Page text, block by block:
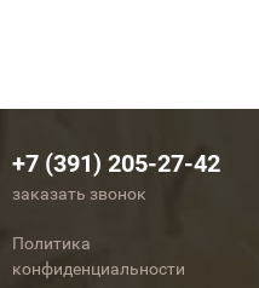
+7 (391) 205-27-42
заказать звонок
Политика
конфиденциальности